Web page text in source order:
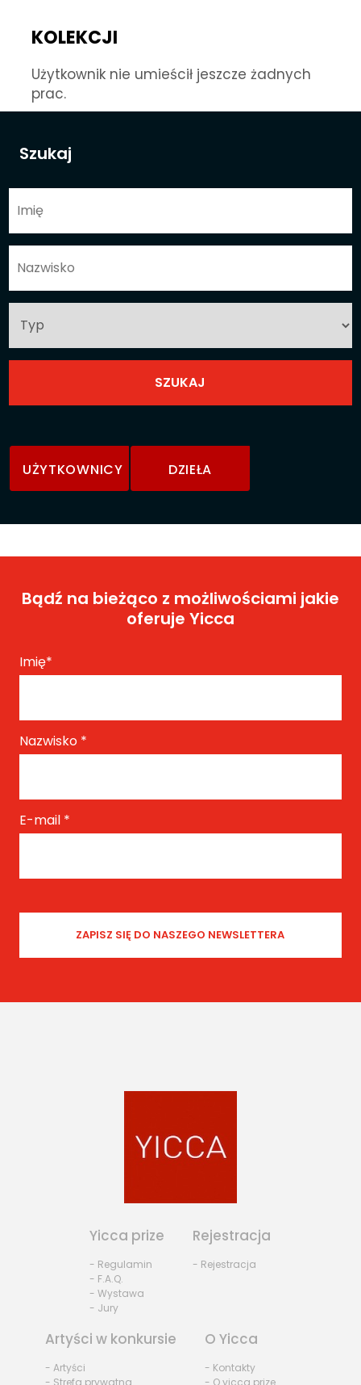
Szukaj
UŻYTKOWNICY DZIEŁA
KOLEKCJI
Użytkownik nie umieścił jeszcze żadnych
prac.
Bądź na bieżąco z możliwościami jakie
oferuje Yicca
Imię*
Nazwisko *
E-mail *
Yicca prize
- Regulamin
- F.A.Q.
- Wystawa
- Jury
Rejestracja
- Rejestracja
Artyści w konkursie
- Artyści
- Strefa prywatna
O Yicca
- Kontakty
- O yicca prize